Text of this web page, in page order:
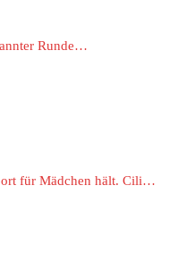
Runde…
für Mädchen hält. Cili…